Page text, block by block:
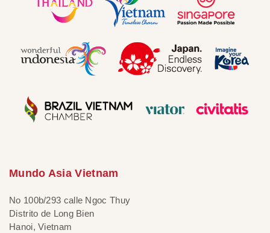
Mundo Asia Vietnam
No 100b/293 calle Ngoc Thuy
Distrito de Long Bien
Hanoi, Vietnam